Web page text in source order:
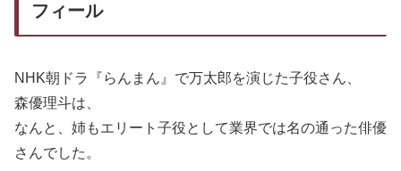
フィール
NHK朝ドラ『らんまん』で万太郎を演じた子役さん、
森優理斗は、
なんと、姉もエリート子役として業界では名の通った俳優
さんでした。